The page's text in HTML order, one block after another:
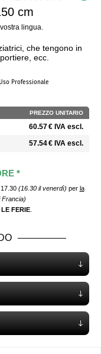
cm
lingua.
che tengono in
ecc.
Professionale
PREZZO UNITARIO
60.57 € IVA escl.
57.54 € IVA escl.
*
(16.30 il venerdì) per la
Francia)
FERIE.